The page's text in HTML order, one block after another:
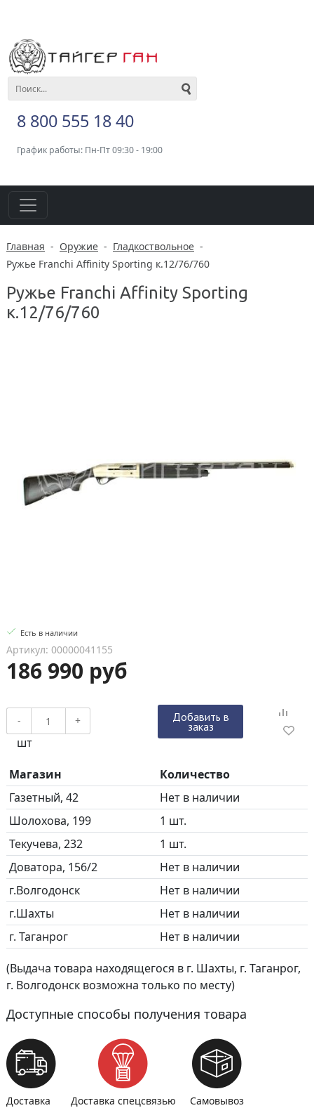
8 800 555 18 40
График работы: Пн-Пт 09:30 - 19:00
Главная - Оружие - Гладкоствольное -
Ружье Franchi Affinity Sporting к.12/76/760
Ружье Franchi Affinity Sporting
к.12/76/760
Есть в наличии
Артикул: 00000041155
186 990 руб
- +
шт
Добавить в
заказ
Магазин
Количество
Газетный, 42
Нет в наличии
Шолохова, 199
1 шт.
Текучева, 232
1 шт.
Доватора, 156/2
Нет в наличии
г.Волгодонск
Нет в наличии
г.Шахты
Нет в наличии
г. Таганрог
Нет в наличии
(Выдача товара находящегося в г. Шахты, г. Таганрог,
г. Волгодонск возможна только по месту)
Доступные способы получения товара
Доставка Доставка спецсвязью Самовывоз